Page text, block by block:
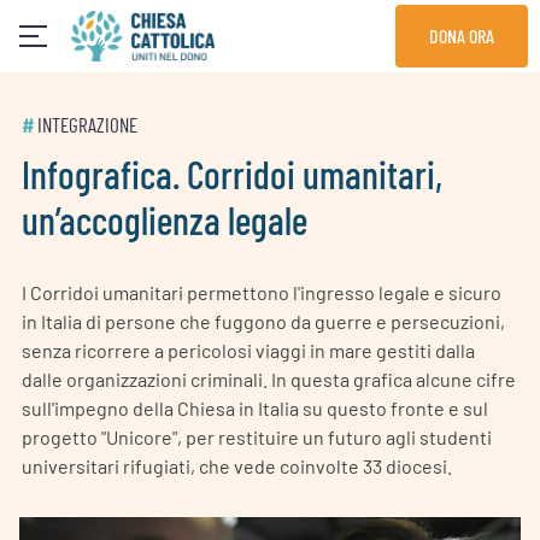
DONA ORA
# INTEGRAZIONE
Infografica. Corridoi umanitari,
un’accoglienza legale
I Corridoi umanitari permettono l'ingresso legale e sicuro
in Italia di persone che fuggono da guerre e persecuzioni,
senza ricorrere a pericolosi viaggi in mare gestiti dalla
dalle organizzazioni criminali. In questa grafica alcune cifre
sull'impegno della Chiesa in Italia su questo fronte e sul
progetto "Unicore", per restituire un futuro agli studenti
universitari rifugiati, che vede coinvolte 33 diocesi.